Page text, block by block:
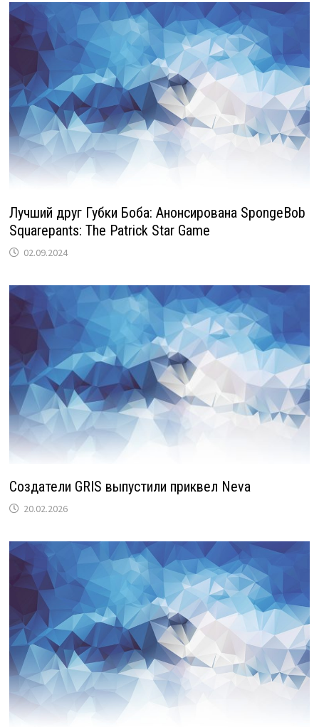
Лучший друг Губки Боба: Анонсирована SpongeBob
Squarepants: The Patrick Star Game
02.09.2024
Создатели GRIS выпустили приквел Neva
20.02.2026